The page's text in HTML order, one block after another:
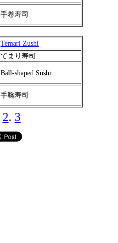
手卷寿司
Temari Zushi
てまり寿司
Ball-shaped Sushi
手鞠寿司
2. 3